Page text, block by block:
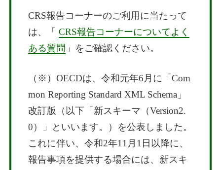
CRS報告コーナーのご利用に当たって
は、「 CRS報告コーナーについてよく
ある質問 」をご確認ください。
（※）OECDは、令和元年6月に「Com
mon Reporting Standard XML Schema」
改訂版（以下「新スキーマ（Version2.
0）」といいます。）を公表しました。
これに伴い、令和2年11月1日以降に、
報告事項を提供する場合には、新スキ